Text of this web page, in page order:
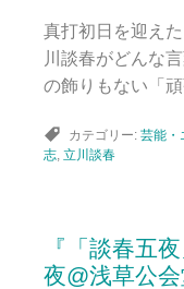
真打初日を迎え
川談春がどんな
の飾りもない「
カテゴリー: 芸能・
志 立川談春
『「談春五
夜@浅草公